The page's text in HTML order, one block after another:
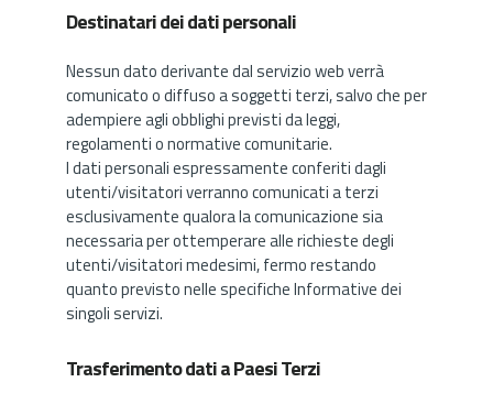
Destinatari dei dati personali
Nessun dato derivante dal servizio web verrà
comunicato o diffuso a soggetti terzi, salvo che per
adempiere agli obblighi previsti da leggi,
regolamenti o normative comunitarie.
I dati personali espressamente conferiti dagli
utenti/visitatori verranno comunicati a terzi
esclusivamente qualora la comunicazione sia
necessaria per ottemperare alle richieste degli
utenti/visitatori medesimi, fermo restando
quanto previsto nelle specifiche Informative dei
singoli servizi.
Trasferimento dati a Paesi Terzi